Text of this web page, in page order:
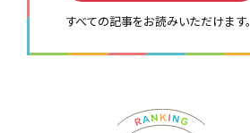
すべての記事をお読みいただけます。